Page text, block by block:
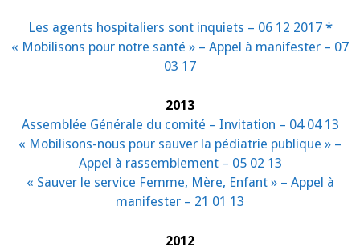
Les agents hospitaliers sont inquiets – 06 12 2017 *
« Mobilisons pour notre santé » – Appel à manifester – 07
03 17
2013
Assemblée Générale du comité – Invitation – 04 04 13
« Mobilisons-nous pour sauver la pédiatrie publique » –
Appel à rassemblement – 05 02 13
« Sauver le service Femme, Mère, Enfant » – Appel à
manifester – 21 01 13
2012